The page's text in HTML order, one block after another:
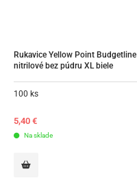
Rukavice Yellow Point Budgetline
nitrilové bez púdru XL biele
100 ks
5,40 €
Na sklade